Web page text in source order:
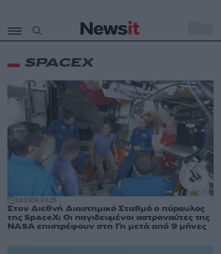
περιεχόμενο
SPACEX
12:0316.03.25
Στον Διεθνή Διαστημικό Σταθμό ο πύραυλος
της SpaceX: Οι παγιδευμένοι αστροναύτες της
NASA επιστρέφουν στη Γη μετά από 9 μήνες